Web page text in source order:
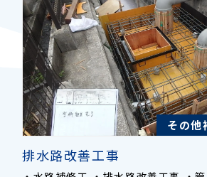
その他
排水路改善工事